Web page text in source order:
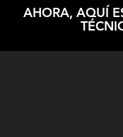
AHORA, AQUÍ